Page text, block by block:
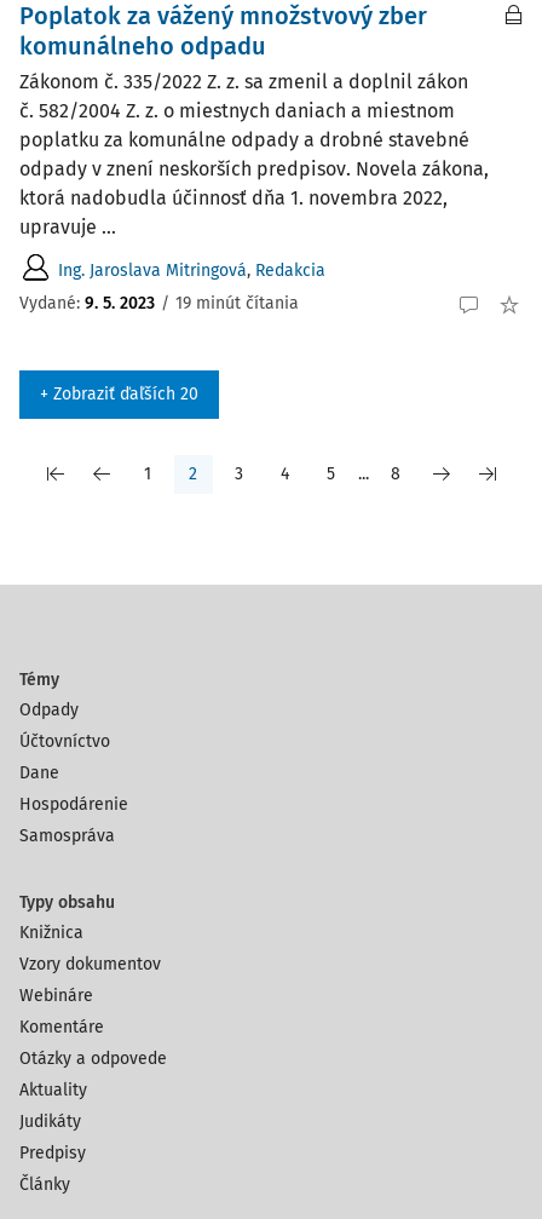
Poplatok za vážený množstvový zber
komunálneho odpadu
Zákonom č. 335/2022 Z. z. sa zmenil a doplnil zákon
č. 582/2004 Z. z. o miestnych daniach a miestnom
poplatku za komunálne odpady a drobné stavebné
odpady v znení neskorších predpisov. Novela zákona,
ktorá nadobudla účinnosť dňa 1. novembra 2022,
upravuje ...
Ing. Jaroslava Mitringová, Redakcia
Vydané: 9. 5. 2023 / 19 minút čítania
+ Zobraziť ďaľších 20
1 2 3 4 5 ... 8
Témy
Odpady
Účtovníctvo
Dane
Hospodárenie
Samospráva
Typy obsahu
Knižnica
Vzory dokumentov
Webináre
Komentáre
Otázky a odpovede
Aktuality
Judikáty
Predpisy
Články